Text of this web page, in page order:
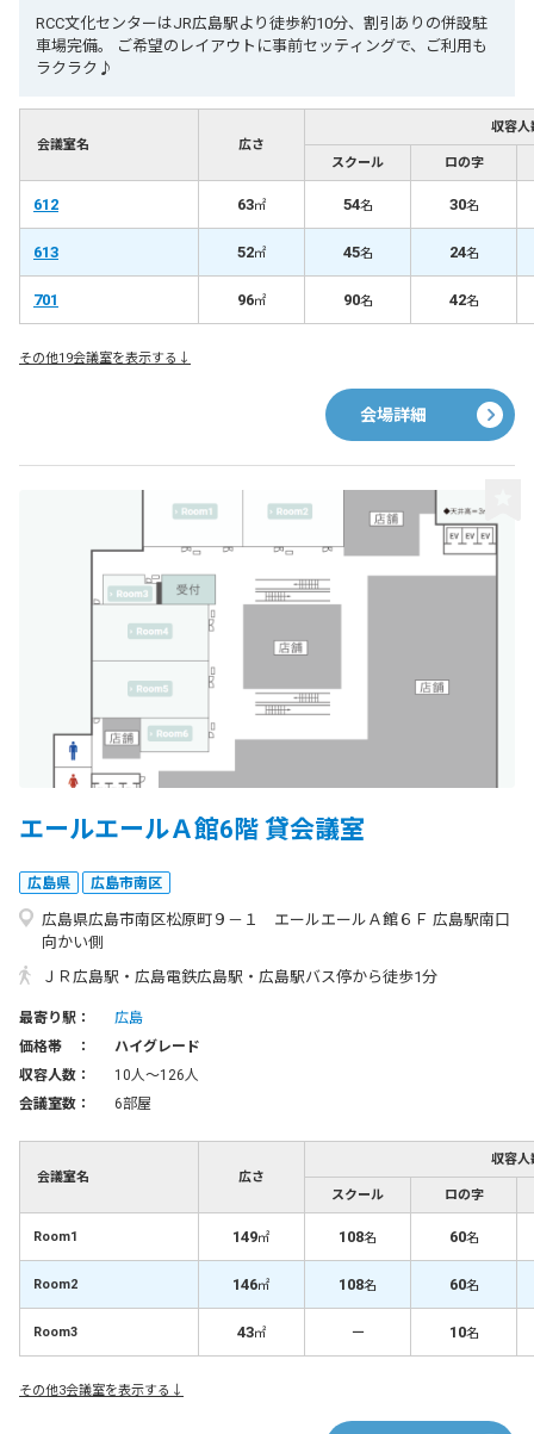
RCC文化センターはJR広島駅より徒歩約10分、割引ありの併設駐
車場完備。 ご希望のレイアウトに事前セッティングで、ご利用も
ラクラク♪
会議室名 広さ
収容人
スクール ロの字
612 63㎡ 54名 30名
613 52㎡ 45名 24名
701 96㎡ 90名 42名
その他19会議室を表示する↓
会場詳細
エールエールＡ館6階 貸会議室
広島県 広島市南区
広島県広島市南区松原町９－１ エールエールＡ館６Ｆ 広島駅南口
向かい側
ＪＲ広島駅・広島電鉄広島駅・広島駅バス停から徒歩1分
最寄り駅：
広島
価格帯 ：
ハイグレード
収容人数：
10人〜126人
会議室数：
6部屋
会議室名 広さ
収容人
スクール ロの字
Room1 149㎡ 108名 60名
Room2 146㎡ 108名 60名
Room3 43㎡ － 10名
その他3会議室を表示する↓